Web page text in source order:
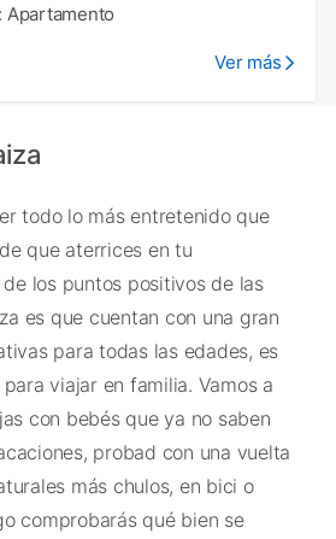
Apartamento
Ver más
todo lo más entretenido que
que aterrices en tu
los puntos positivos de las
es que cuentan con una gran
para todas las edades, es
viajar en familia. Vamos a
con bebés que ya no saben
probad con una vuelta
más chulos, en bici o
comprobarás qué bien se